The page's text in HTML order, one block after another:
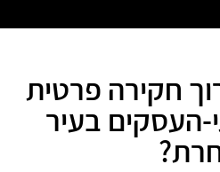
חקירה פרטית
העסקים בעיר